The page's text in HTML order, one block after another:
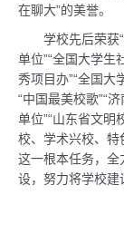
在聊大”的美誉。
学校先后荣获“
单位”“全国大学生
秀项目办”“全国大
“中国最美校歌”“
单位”“山东省文明
校、学术兴校、特
这一根本任务，全
设，努力将学校建